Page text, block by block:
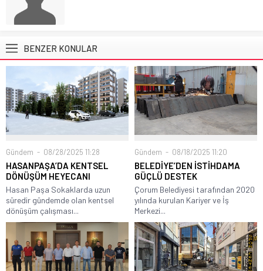
BENZER KONULAR
Gündem 08/28/2025 11:28
HASANPAŞA’DA KENTSEL
DÖNÜŞÜM HEYECANI
Hasan Paşa Sokaklarda uzun
süredir gündemde olan kentsel
dönüşüm çalışması...
Gündem 08/18/2025 11:20
BELEDİYE’DEN İSTİHDAMA
GÜÇLÜ DESTEK
Çorum Belediyesi tarafından 2020
yılında kurulan Kariyer ve İş
Merkezi...